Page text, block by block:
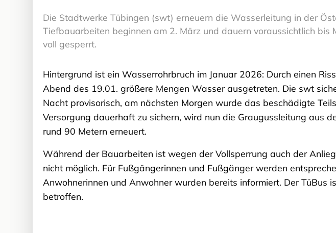
Die Stadtwerke Tübingen (swt) erneuern die Wasserleitung in der
Tiefbauarbeiten beginnen am 2. März und dauern voraussichtlich
voll gesperrt.
Hintergrund ist ein Wasserrohrbruch im Januar 2026: Durch einen
Abend des 19.01. größere Mengen Wasser ausgetreten. Die swt
Nacht provisorisch, am nächsten Morgen wurde das beschädigte
Versorgung dauerhaft zu sichern, wird nun die Graugussleitung aus
rund 90 Metern erneuert.
Während der Bauarbeiten ist wegen der Vollsperrung auch der
nicht möglich. Für Fußgängerinnen und Fußgänger werden
Anwohnerinnen und Anwohner wurden bereits informiert. Der TüBus
betroffen.